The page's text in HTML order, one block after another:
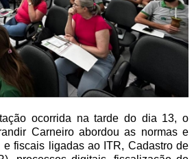
ocorrida na tarde do dia 13, o
Carneiro abordou as normas e
e fiscais ligadas ao ITR, Cadastro de